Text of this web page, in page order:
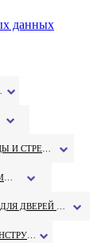
данных